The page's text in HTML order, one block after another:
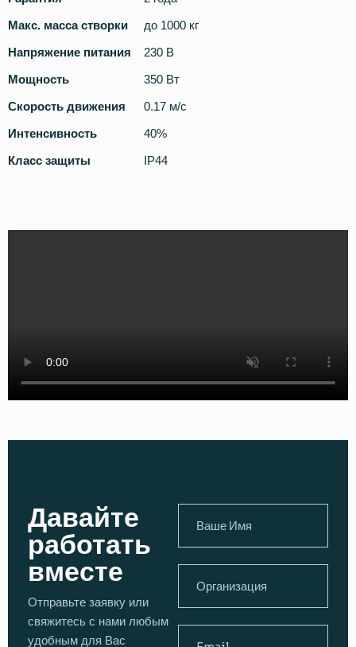
Макс. масса створки
до 1000 кг
Напряжение питания
230 В
Мощность
350 Вт
Скорость движения
0.17 м/с
Интенсивность
40%
Класс защиты
IP44
Давайте
работать
вместе
Отправьте заявку или
свяжитесь с нами любым
удобным для Вас